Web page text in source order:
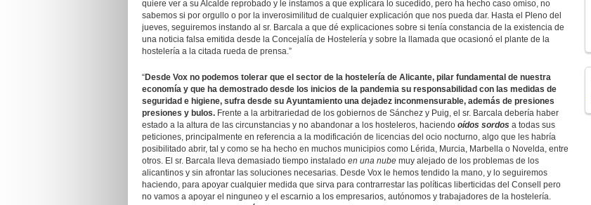
quiere ver a su Alcalde reprobado y le instamos a que explicara lo sucedido, pero ha hecho caso omiso, no
sabemos si por orgullo o por la inverosimilitud de cualquier explicación que nos pueda dar. Hasta el Pleno del
jueves, seguiremos instando al sr. Barcala a que dé explicaciones sobre si tenía constancia de la existencia de
una noticia falsa emitida desde la Concejalía de Hostelería y sobre la llamada que ocasionó el plante de la
hostelería a la citada rueda de prensa.”
“Desde Vox no podemos tolerar que el sector de la hostelería de Alicante, pilar fundamental de nuestra
economía y que ha demostrado desde los inicios de la pandemia su responsabilidad con las medidas de
seguridad e higiene, sufra desde su Ayuntamiento una dejadez inconmensurable, además de presiones
presiones y bulos. Frente a la arbitrariedad de los gobiernos de Sánchez y Puig, el sr. Barcala debería haber
estado a la altura de las circunstancias y no abandonar a los hosteleros, haciendo oídos sordos a todas sus
peticiones, principalmente en referencia a la modificación de licencias del ocio nocturno, algo que les habría
posibilitado abrir, tal y como se ha hecho en muchos municipios como Lérida, Murcia, Marbella o Novelda, entre
otros. El sr. Barcala lleva demasiado tiempo instalado en una nube muy alejado de los problemas de los
alicantinos y sin afrontar las soluciones necesarias. Desde Vox le hemos tendido la mano, y lo seguiremos
haciendo, para apoyar cualquier medida que sirva para contrarrestar las políticas liberticidas del Consell pero
no vamos a apoyar el ninguneo y el escarnio a los empresarios, autónomos y trabajadores de la hostelería.